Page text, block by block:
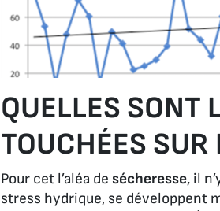
QUELLES SONT
TOUCHÉES SUR
Pour cet l’aléa de sécheresse, il
stress hydrique, se développent